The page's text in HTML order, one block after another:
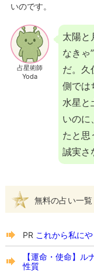
いのです。
占星術師
Yoda
太陽と
なきゃ
だ。久
側では
水星と
いのに
たと思
誠実さ
無料の占い一覧
PR これから私に
【運命・使命】
性質